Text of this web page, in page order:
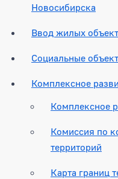
Новосибирска
Ввод жилых
Социальные
Комплексное
Комплексное
Комиссия по
территорий
Карта границ